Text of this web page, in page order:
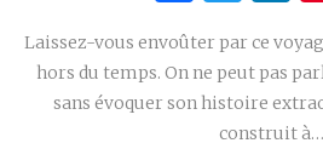
Laissez-vous envoûter par ce
hors du temps. On ne peut pas
sans évoquer son histoire
construit à…